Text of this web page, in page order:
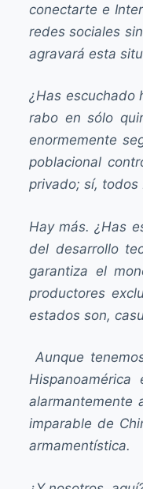
conectarte e
redes sociales
agravará esta
¿Has escuchado
rabo en sólo
enormemente
poblacional
privado; sí, todos
Hay más. ¿Has
del desarrollo
garantiza el
productores
estados son,
Aunque
alarmantemente
imparable de
armamentística.